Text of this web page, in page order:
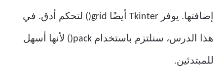
إضافتها. يوفر Tkinter أيضًا grid() لتحكم أدق. في
هذا الدرس، سنلتزم باستخدام pack() لأنها أسهل
للمبتدئين.